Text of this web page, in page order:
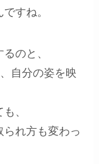
すね。
のと、
自分の姿を映
、
れ方も変わっ